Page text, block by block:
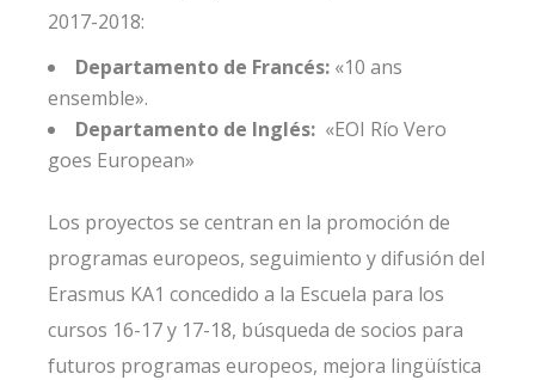
2017-2018:
Departamento de Francés: «10 ans
ensemble».
Departamento de Inglés: «EOI Río Vero
goes European»
Los proyectos se centran en la promoción de
programas europeos, seguimiento y difusión del
Erasmus KA1 concedido a la Escuela para los
cursos 16-17 y 17-18, búsqueda de socios para
futuros programas europeos, mejora lingüística